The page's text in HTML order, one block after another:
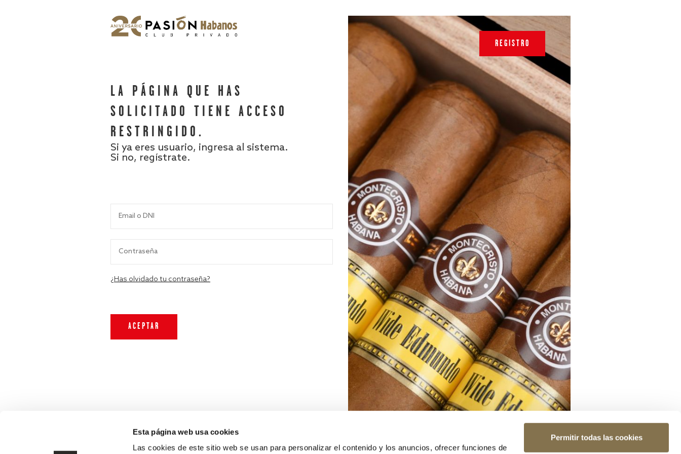
Esta página web usa cookies
Las cookies de este sitio web se usan para personalizar el contenido y los anuncios, ofrecer funciones de
Permitir todas las cookies
LA PÁGINA QUE HAS
SOLICITADO TIENE ACCESO
RESTRINGIDO.
Si ya eres usuario, ingresa al sistema.
Si no, regístrate.
¿Has olvidado tu contraseña?
REGISTRO